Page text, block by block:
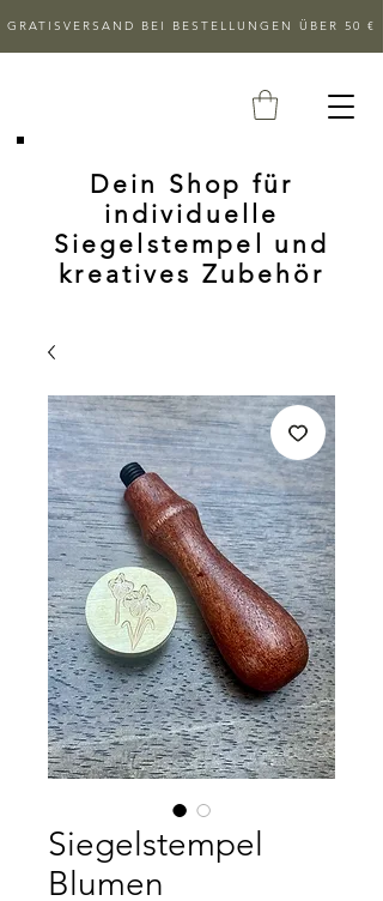
GRATISVERSAND BEI BESTELLUNGEN ÜBER 50 €
Dein Shop für
individuelle
Siegelstempel und
kreatives Zubehör
Siegelstempel
Blumen